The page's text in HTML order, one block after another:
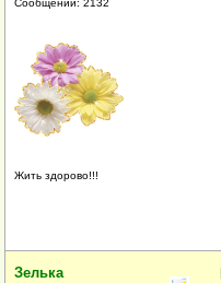
Сообщений: 2132
Жить здорово!!!
Зелька